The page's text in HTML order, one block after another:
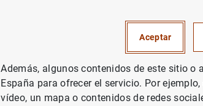
15 de diciembre de
POLÍTICA MONETARIA
Aceptar
Además, algunos contenidos de este sitio o
España para ofrecer el servicio. Por
vídeo, un mapa o contenidos de redes